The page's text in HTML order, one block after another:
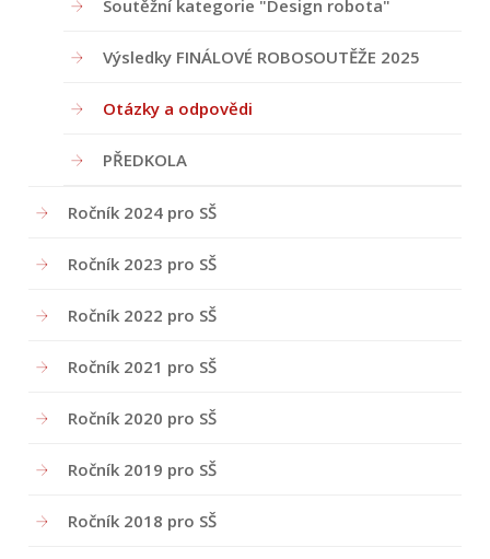
Soutěžní kategorie "Design robota"
Výsledky FINÁLOVÉ ROBOSOUTĚŽE 2025
Otázky a odpovědi
PŘEDKOLA
Ročník 2024 pro SŠ
Ročník 2023 pro SŠ
Ročník 2022 pro SŠ
Ročník 2021 pro SŠ
Ročník 2020 pro SŠ
Ročník 2019 pro SŠ
Ročník 2018 pro SŠ